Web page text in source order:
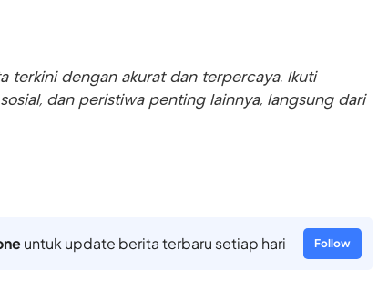
terkini dengan akurat dan terpercaya. Ikuti
dan peristiwa penting lainnya, langsung dari
untuk update berita terbaru setiap hari Follow